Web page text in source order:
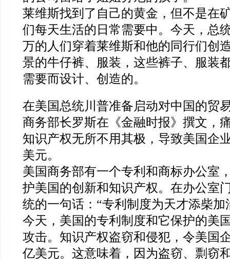
莱维斯找到了自己的黄金，但不是在
们每天生活的日常需要中。今天，总
万的人们穿着莱维斯和他的同行们创
景的牛仔裤、服装，这些裤子、服装
需要而设计、创造的。
在美国总统川普准备启动对中国的贸
商务部长罗斯在《金融时报》撰文，
知识产权无所不用其极，导致美国企
美元。
美国商务部有一个专利和商标办公室
护美国的创新和知识产权。在办公室
统的一句话：“专利制度为天才添柴加
今天，美国的专利制度和它保护的美
攻击。知识产权盗窃和侵犯，令美国
亿美元。这意味着，因为盗窃、剽窃